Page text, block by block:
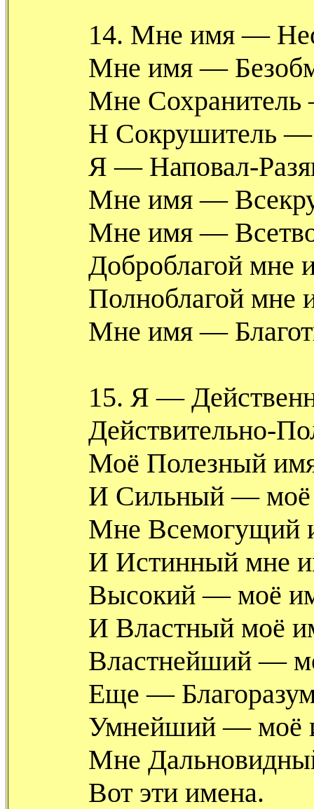
14. Мне имя —
Мне имя —
Мне
Н Сокрушитель
Я — Наповал-
Мне имя —
Мне имя —
Доброблагой мне
Полноблагой мне
Мне имя —
15. Я —
Действительно-
Моё Полезный
И Сильный — моё
Мне Всемогущий
И Истинный мне
Высокий — моё
И Властный моё
Властнейший —
Еще —
Умнейший — моё
Мне
Вот эти имена.